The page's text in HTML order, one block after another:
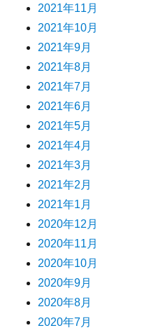
2021年11月
2021年10月
2021年9月
2021年8月
2021年7月
2021年6月
2021年5月
2021年4月
2021年3月
2021年2月
2021年1月
2020年12月
2020年11月
2020年10月
2020年9月
2020年8月
2020年7月